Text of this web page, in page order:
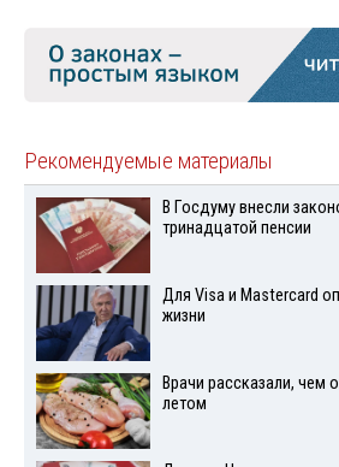
Рекомендуемые материалы
В Госдуму внесли
тринадцатой пенсии
Для Visа и Mastercard
жизни
Врачи рассказали, чем
летом